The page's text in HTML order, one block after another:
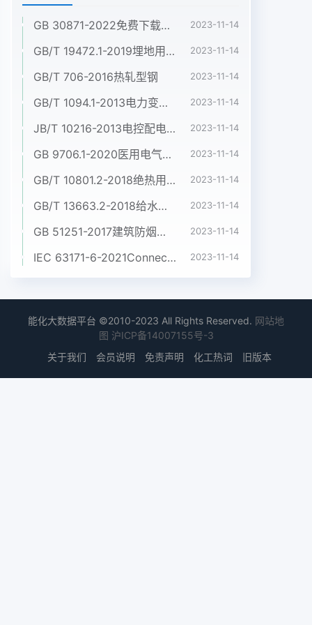
GB 30871-2022免费下载危险化学品企业特殊作业安全规范 2023-11-14
GB/T 19472.1-2019埋地用聚乙烯(PE)结构壁管道系统 第1部分:聚乙烯双壁波纹管材 2023-11-14
GB/T 706-2016热轧型钢 2023-11-14
GB/T 1094.1-2013电力变压器 第1部分:总则 2023-11-14
JB/T 10216-2013电控配电用电缆桥架 2023-11-14
GB 9706.1-2020医用电气设备 第1部分:基本安全和基本性能的通用要求 2023-11-14
GB/T 10801.2-2018绝热用挤塑聚苯乙烯泡沫塑料(XPS) 2023-11-14
GB/T 13663.2-2018给水用聚乙烯(PE)管道系统 第2部分:管材 2023-11-14
GB 51251-2017建筑防烟排烟系统技术标准 2023-11-14
IEC 63171-6-2021Connectors for electrical and electronic equipment - Part 6: Detail specification for 2-way and 4-way (data/power), shielded, free and fixed connectors for power and data transmission with frequencies up to 600 MHz 2023-11-14
能化大数据平台 ©2010-2023 All Rights Reserved. 网站地
图 沪ICP备14007155号-3
关于我们
会员说明 免责声明 化工热词 旧版本